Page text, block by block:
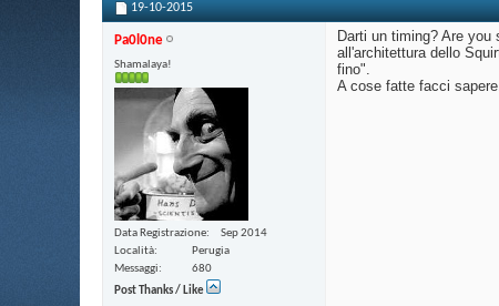
19-10-2015
Pa0l0ne
Shamalaya!
Data Registrazione
Sep 2014
Località
Perugia
Messaggi
680
Post Thanks / Like
Darti un timing? Are
all'architettura dello
fino".
A cose fatte facci